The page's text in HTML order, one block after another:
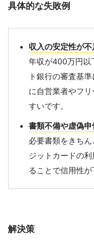
具体的な失敗例
収入の安定性が不
年収が400万円以
ト銀行の審査基
に自営業者やフ
すいです。
書類不備や虚偽申
必要書類をきち
ジットカードの
ることで信用性が
解決策